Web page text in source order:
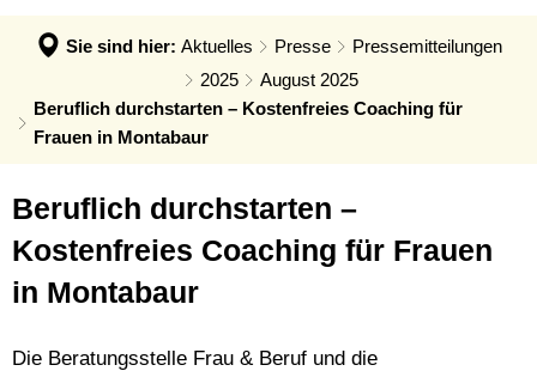
Notdienste
Öffentliche Ausschreibungen
Öffentliche Bekanntmachungen
Termine
Friedhof - Bestattungen
Generationenbüro
Ordnungsamt
Rentenberatung
Standesamt
Steuern, Haushalt & Finanzen
Elektronische Kommunikation
Verbandsgemeindehaus
Forst
Bildung & Soziales
Kultur & Freizeit
Ortsgemeinden
Sie sind hier: Aktuelles Presse
Pressemitteilungen
2025
August 2025
Beruflich durchstarten – Kostenfreies Coaching für
Frauen in Montabaur
Beruflich durchstarten –
Kostenfreies Coaching für Frauen
in Montabaur
Die Beratungsstelle Frau & Beruf und die